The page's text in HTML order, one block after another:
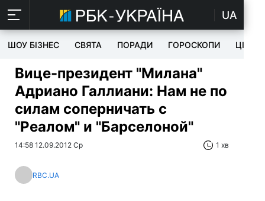
UA
ШОУ БІЗНЕС СВЯТА ПОРАДИ ГОРОСКОПИ ЦІКАВЕ
Вице-президент "Милана"
Адриано Галлиани: Нам не по
силам соперничать с
"Реалом" и "Барселоной"
14:58 12.09.2012 Ср 1 хв
RBC.UA